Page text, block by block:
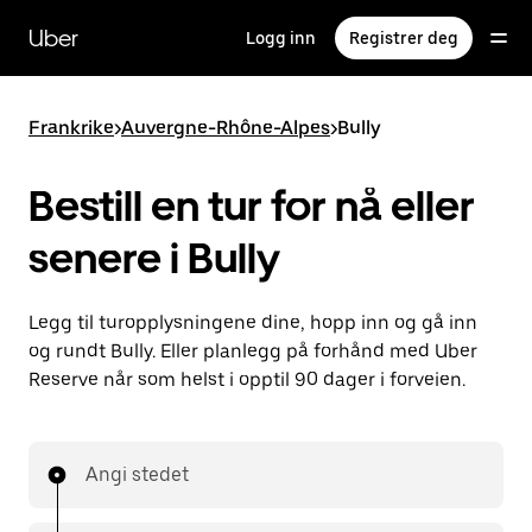
hovedinnholdet
Uber Logg inn Registrer deg
Frankrike>Auvergne-Rhône-Alpes>Bully
Bestill en tur for nå eller
senere i Bully
Legg til turopplysningene dine, hopp inn og gå inn
og rundt Bully. Eller planlegg på forhånd med Uber
Reserve når som helst i opptil 90 dager i forveien.
Angi stedet